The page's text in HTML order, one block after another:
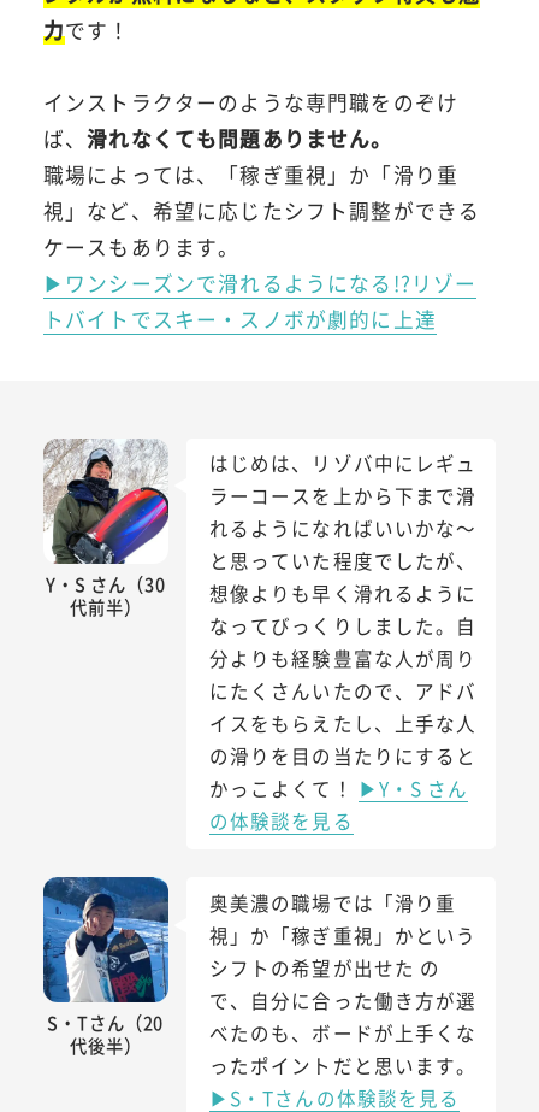
力です！
インストラクターのような専門職をのぞけ
ば、滑れなくても問題ありません。
職場によっては、「稼ぎ重視」か「滑り重
視」など、希望に応じたシフト調整ができる
ケースもあります。
▶ワンシーズンで滑れるようになる!?リゾー
トバイトでスキー・スノボが劇的に上達
Y・S さん（30
代前半）
はじめは、リゾバ中にレギュ
ラーコースを上から下まで滑
れるようになればいいかな～
と思っていた程度でしたが、
想像よりも早く滑れるように
なってびっくりしました。自
分よりも経験豊富な人が周り
にたくさんいたので、アドバ
イスをもらえたし、上手な人
の滑りを目の当たりにすると
かっこよくて！
▶Y・S さん
の体験談を見る
S・Tさん（20
代後半）
奥美濃の職場では「滑り重
視」か「稼ぎ重視」かという
シフトの希望が出せた の
で、自分に合った働き方が選
べたのも、ボードが上手くな
ったポイントだと思います。
▶S・Tさんの体験談を見る